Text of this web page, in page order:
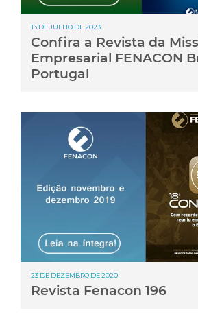
13 DE JULHO DE 2023
Confira a Revista da
Empresarial FENACON
Portugal
23 DE DEZEMBRO DE 2020
Revista Fenacon 196